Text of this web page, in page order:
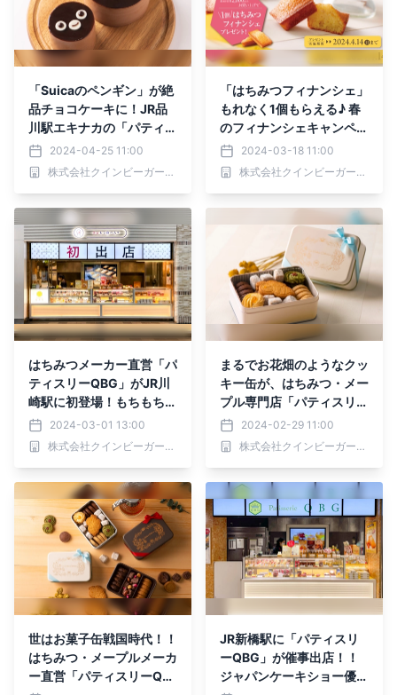
「Suicaのペンギン」が絶
品チョコケーキに！JR品
川駅エキナカの「パティス
リーQBG」で4月26日(金)
より発売
2024-04-25 11:00
株式会社クインビーガーデン
「はちみつフィナンシェ」
もれなく1個もらえる♪ 春
のフィナンシェキャンペー
ン開催！ 3月18日(月)〜4
月14日(日)【パティスリー
QBG / QBGレディベア】
2024-03-18 11:00
株式会社クインビーガーデン
はちみつメーカー直営「パ
ティスリーQBG」がJR川
崎駅に初登場！もちもち食
感の限定はちみつ生クリー
ムロールや、ホワイトデー
のおすすめチョコレートを
2024-03-01 13:00
株式会社クインビーガーデン
まるでお花畑のようなクッ
キー缶が、はちみつ・メー
プル専門店「パティスリー
QBG」から3月初旬新発
売！自然の恵みが詰まった
6種のアソート
2024-02-29 11:00
株式会社クインビーガーデン
世はお菓子缶戦国時代！！
はちみつ・メープルメーカ
ー直営「パティスリーQB
JR新橋駅に「パティスリ
ーQBG」が催事出店！！
ジャパンケーキショー優勝